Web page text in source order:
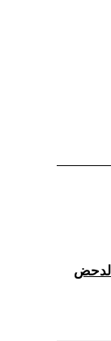
لدحض